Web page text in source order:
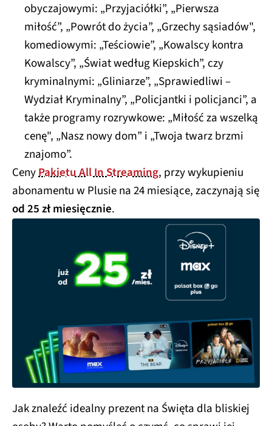
obyczajowymi: „Przyjaciółki”, „Pierwsza
miłość”, „Powrót do życia”, „Grzechy sąsiadów",
komediowymi: „Teściowie”, „Kowalscy kontra
Kowalscy”, „Świat według Kiepskich”, czy
kryminalnymi: „Gliniarze”, „Sprawiedliwi –
Wydział Kryminalny”, „Policjantki i policjanci”, a
także programy rozrywkowe: „Miłość za wszelką
cenę", „Nasz nowy dom” i „Twoja twarz brzmi
znajomo”.
CenyPakietu All In Streaming, przy wykupieniu
abonamentu w Plusie na 24 miesiące, zaczynają się
od 25 zł miesięcznie.
Jak znaleźć idealny prezent na Święta dla bliskiej